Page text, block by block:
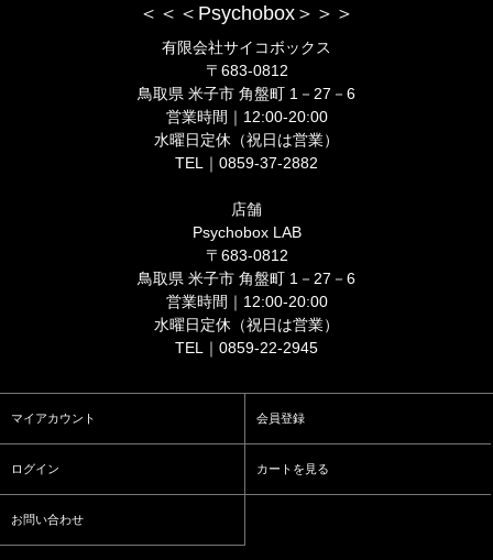
＜＜＜Psychobox＞＞＞
有限会社サイコボックス
〒683-0812
鳥取県 米子市 角盤町 1－27－6
営業時間｜12:00-20:00
水曜日定休（祝日は営業）
TEL｜0859-37-2882
店舗
Psychobox LAB
〒683-0812
鳥取県 米子市 角盤町 1－27－6
営業時間｜12:00-20:00
水曜日定休（祝日は営業）
TEL｜0859-22-2945
マイアカウント 会員登録
ログイン カートを見る
お問い合わせ